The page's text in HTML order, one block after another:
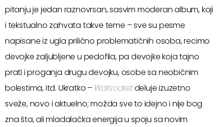
pitanju je jedan raznovrsan, sasvim moderan album, koji
i tekstualno zahvata takve teme – sve su pesme
napisane iz ugla prilično problematičnih osoba, recimo
devojke zaljubljene u pedofila, pa devojke koja tajno
prati i proganja drugu devojku, osobe sa neobičnim
bolestima, itd. Ukratko – Wallsocketdeluje izuzetno
sveže, novo i aktuelno; možda sve to idejno i nije bog
zna šta, ali mladalačka energija u spoju sa novim